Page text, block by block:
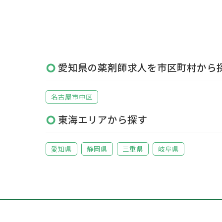
愛知県の薬剤師求人を市区町村から
名古屋市中区
東海エリアから探す
愛知県 静岡県 三重県 岐阜県